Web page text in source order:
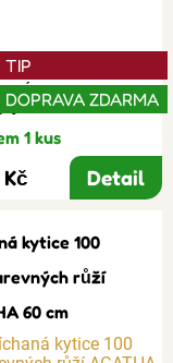
TIP
DOPRAVA ZDARMA
1 kus
Kč Detail
kytice 100
růží
60 cm